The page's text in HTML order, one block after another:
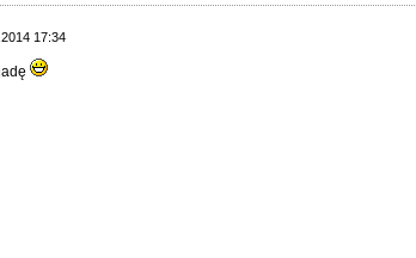
17:34
jadę